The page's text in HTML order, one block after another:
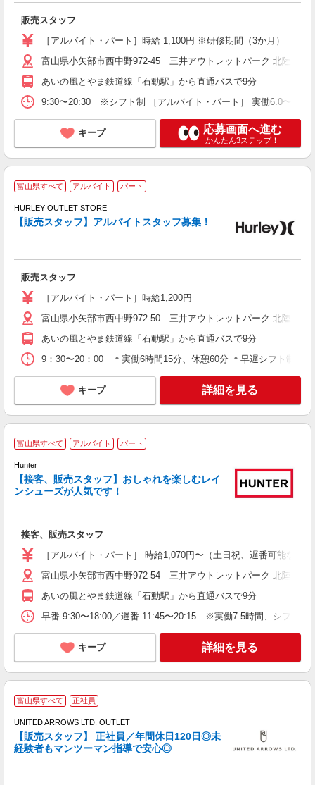
販売スタッフ
［アルバイト・パート］時給 1,100円 ※研修期間（3か月） 給
富山県小矢部市西中野972-45 三井アウトレットパーク 北陸小矢
あいの風とやま鉄道線「石動駅」から直通バスで9分
9:30〜20:30 ※シフト制 ［アルバイト・パート］ 実働6.0〜7.0
キープ 応募画面へ進む
かんたん3ステップ！
富山県すべて アルバイト パート
HURLEY OUTLET STORE
【販売スタッフ】アルバイトスタッフ募集！
販売スタッフ
［アルバイト・パート］時給1,200円
富山県小矢部市西中野972-50 三井アウトレットパーク 北陸小矢
あいの風とやま鉄道線「石動駅」から直通バスで9分
9：30〜20：00 ＊実働6時間15分、休憩60分 ＊早遅シフト制 ［1
キープ 詳細を見る
富山県すべて アルバイト パート
Hunter
【接客、販売スタッフ】おしゃれを楽しむレイ
ンシューズが人気です！
接客、販売スタッフ
［アルバイト・パート］ 時給1,070円〜（土日祝、遅番可能な方
富山県小矢部市西中野972-54 三井アウトレットパーク 北陸小矢
あいの風とやま鉄道線「石動駅」から直通バスで9分
早番 9:30〜18:00／遅番 11:45〜20:15 ※実働7.5時間、シフト
キープ 詳細を見る
富山県すべて 正社員
UNITED ARROWS LTD. OUTLET
【販売スタッフ】 正社員／年間休日120日◎未
経験者もマンツーマン指導で安心◎